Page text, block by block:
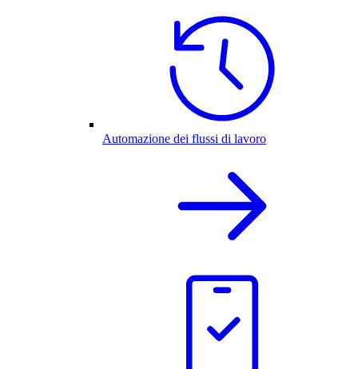
Automazione dei flussi di lavoro